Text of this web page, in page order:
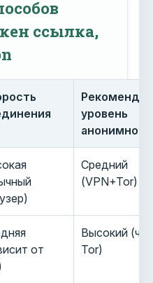
ссылка,
уровень
Средний
(VPN+Tor)
от
Высокий
Tor)